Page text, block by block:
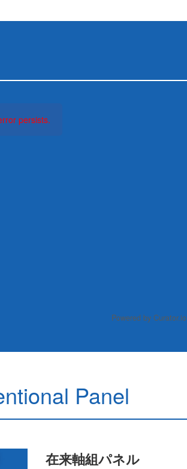
persists.
Powered by Curator.io
Panel
在来軸組パネル